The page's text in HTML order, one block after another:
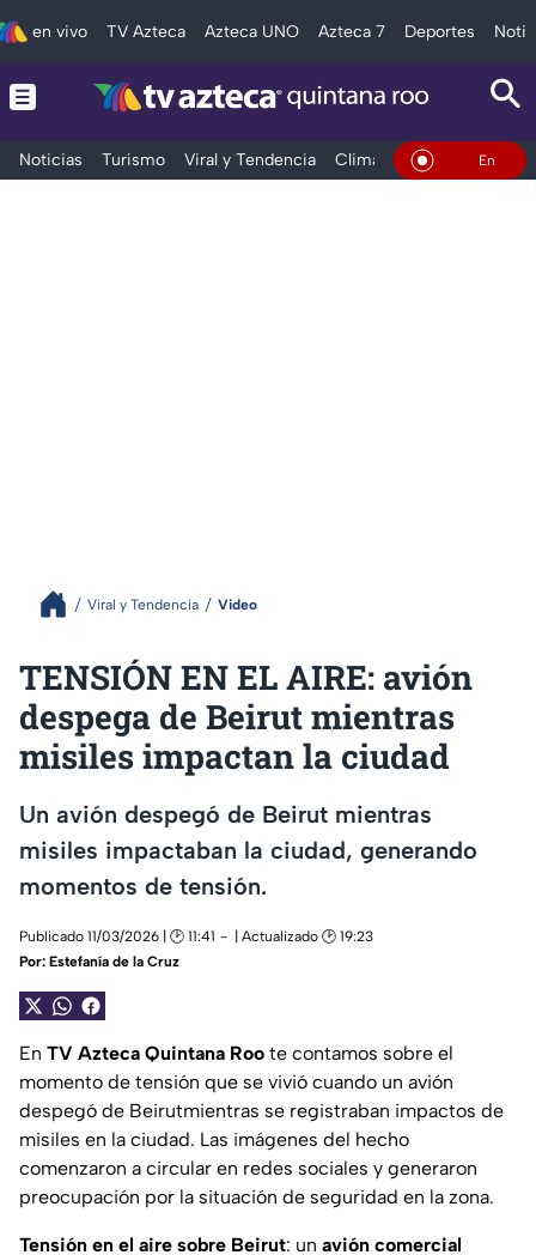
en vivo TV Azteca Azteca UNO Azteca 7 Deportes
Noticias Turismo Viral y Tendencia Clima Tráfico En Vivo
Viral y Tendencia Video
TENSIÓN EN EL AIRE: avión
despega de Beirut mientras
misiles impactan la ciudad
Un avión despegó de Beirut mientras
misiles impactaban la ciudad, generando
momentos de tensión.
Publicado 11/03/2026 | 🕑 11:41
| Actualizado 🕑 19:23
Por: Estefanía de la Cruz
En TV Azteca Quintana Roo te contamos sobre el
momento de tensión que se vivió cuando un avión
despegó de Beirutmientras se registraban impactos de
misiles en la ciudad. Las imágenes del hecho
comenzaron a circular en redes sociales y generaron
preocupación por la situación de seguridad en la zona.
Tensión en el aire sobre Beirut: un avión comercial